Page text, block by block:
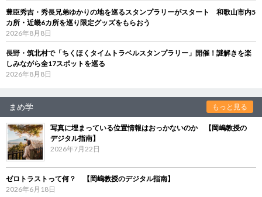
豊臣秀吉・秀長兄弟ゆかりの地を巡るスタンプラリーがスタート 和歌山市内5
カ所・近畿6カ所を巡り限定グッズをもらおう
2026年8月8日
長野・筑北村で「ちくほくタイムトラベルスタンプラリー」開催！謎解きを楽
しみながら全17スポットを巡る
2026年8月8日
まめ学 もっと見る
写真に埋まっている位置情報はおっかないのか 【岡嶋教授の
デジタル指南】
2026年7月22日
ゼロトラストって何？ 【岡嶋教授のデジタル指南】
2026年6月18日